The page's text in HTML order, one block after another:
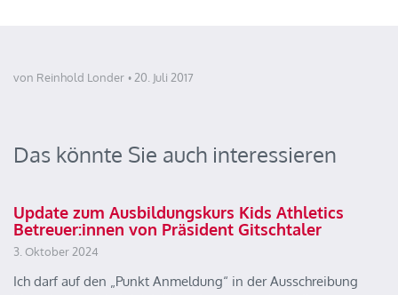
von Reinhold Londer 20. Juli 2017
Das könnte Sie auch interessieren
Update zum Ausbildungskurs Kids Athletics
Betreuer:innen von Präsident Gitschtaler
3. Oktober 2024
Ich darf auf den „Punkt Anmeldung“ in der Ausschreibung